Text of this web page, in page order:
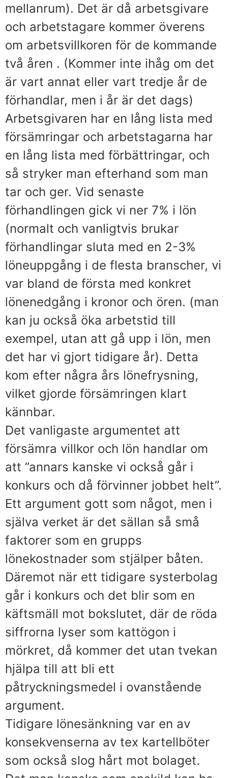
mellanrum). Det är då arbetsgivare
och arbetstagare kommer överens
om arbetsvillkoren för de kommande
två åren . (Kommer inte ihåg om det
är vart annat eller vart tredje år de
förhandlar, men i år är det dags)
Arbetsgivaren har en lång lista med
försämringar och arbetstagarna har
en lång lista med förbättringar, och
så stryker man efterhand som man
tar och ger. Vid senaste
förhandlingen gick vi ner 7% i lön
(normalt och vanligtvis brukar
förhandlingar sluta med en 2-3%
löneuppgång i de flesta branscher, vi
var bland de första med konkret
lönenedgång i kronor och ören. (man
kan ju också öka arbetstid till
exempel, utan att gå upp i lön, men
det har vi gjort tidigare år). Detta
kom efter några års lönefrysning,
vilket gjorde försämringen klart
kännbar.
Det vanligaste argumentet att
försämra villkor och lön handlar om
att ”annars kanske vi också går i
konkurs och då förvinner jobbet helt”.
Ett argument gott som något, men i
själva verket är det sällan så små
faktorer som en grupps
lönekostnader som stjälper båten.
Däremot när ett tidigare systerbolag
går i konkurs och det blir som en
käftsmäll mot bokslutet, där de röda
siffrorna lyser som kattögon i
mörkret, då kommer det utan tvekan
hjälpa till att bli ett
påtryckningsmedel i ovanstående
argument.
Tidigare lönesänkning var en av
konsekvenserna av tex kartellböter
som också slog hårt mot bolaget.